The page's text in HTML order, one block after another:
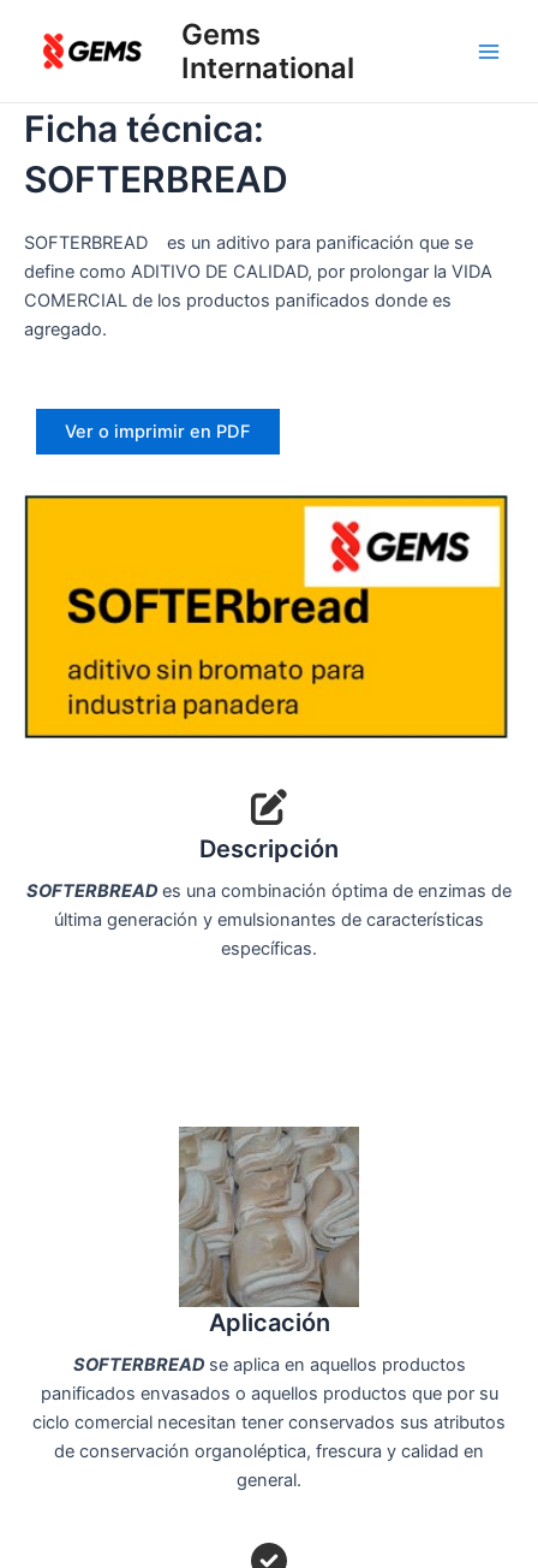
contenido
Gems
International
Ficha técnica:
SOFTERBREAD
SOFTERBREAD es un aditivo para panificación que se
define como ADITIVO DE CALIDAD, por prolongar la VIDA
COMERCIAL de los productos panificados donde es
agregado.
Ver o imprimir en PDF
Descripción
SOFTERBREAD es una combinación óptima de enzimas de
última generación y emulsionantes de características
específicas.
Aplicación
SOFTERBREAD se aplica en aquellos productos
panificados envasados o aquellos productos que por su
ciclo comercial necesitan tener conservados sus atributos
de conservación organoléptica, frescura y calidad en
general.